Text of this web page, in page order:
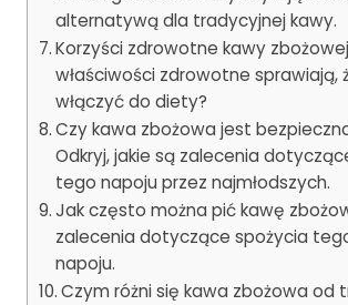
alternatywą dla tradycyjnej kawy.
Korzyści zdrowotne kawy
właściwości zdrowotne sprawiają,
włączyć do diety?
Czy kawa zbożowa jest
Odkryj, jakie są zalecenia
tego napoju przez najmłodszych.
Jak często można pić kawę
zalecenia dotyczące spożycia
napoju.
Czym różni się kawa zbożowa od